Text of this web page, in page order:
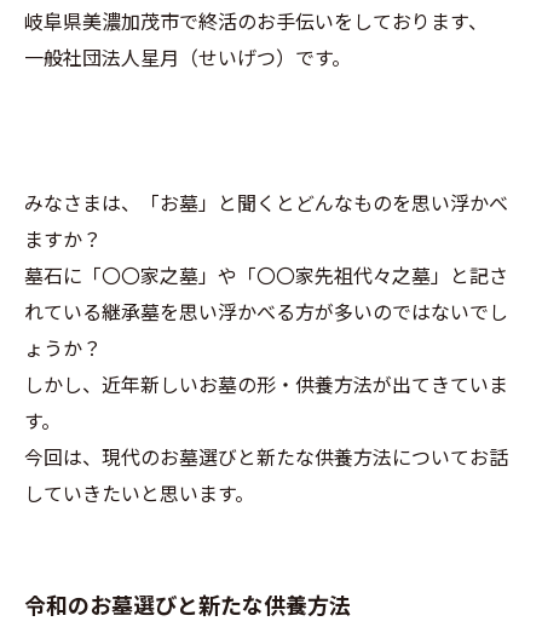
岐阜県美濃加茂市で終活のお手伝いをしております、
一般社団法人星月（せいげつ）です。
みなさまは、「お墓」と聞くとどんなものを思い浮かべ
ますか？
墓石に「〇〇家之墓」や「〇〇家先祖代々之墓」と記さ
れている継承墓を思い浮かべる方が多いのではないでし
ょうか？
しかし、近年新しいお墓の形・供養方法が出てきていま
す。
今回は、現代のお墓選びと新たな供養方法についてお話
していきたいと思います。
令和のお墓選びと新たな供養方法